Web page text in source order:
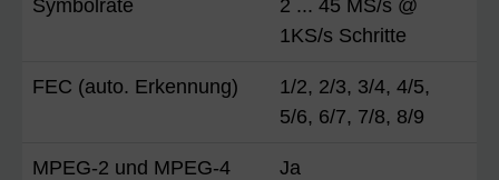
Symbolrate
2 ... 45 MS/s @
1KS/s Schritte
FEC (auto. Erkennung)
1/2, 2/3, 3/4, 4/5,
5/6, 6/7, 7/8, 8/9
MPEG-2 und MPEG-4
Ja